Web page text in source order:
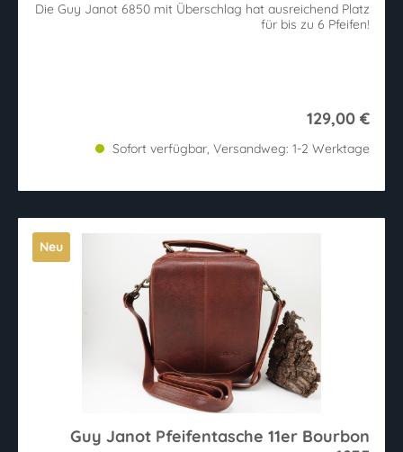
Die Guy Janot 6850 mit Überschlag hat ausreichend Platz
für bis zu 6 Pfeifen!
129,00 €
Sofort verfügbar, Versandweg: 1-2 Werktage
Neu
Guy Janot Pfeifentasche 11er Bourbon